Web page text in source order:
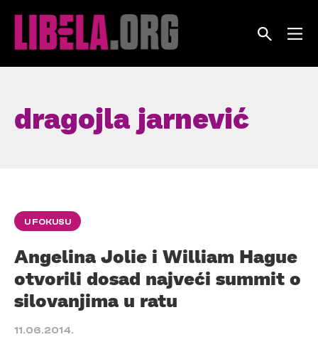
dragojla jarnević
U FOKUSU
Angelina Jolie i William Hague
otvorili dosad najveći summit o
silovanjima u ratu
11.06.2014.